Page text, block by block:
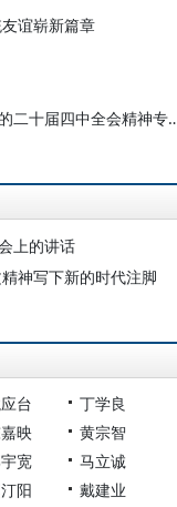
谊崭新篇章
习近平：在省部级主要领导干部学
上的讲话
神写下新的时代注脚
台
丁学良
映
黄宗智
宽
马立诚
阳 戴建业